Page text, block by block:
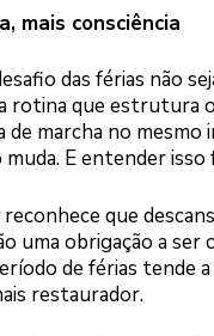
mais consciência
das férias não
rotina que estrutura
de marcha no mesmo
E entender isso
que
uma obrigação a ser
de férias tende a
restaurador.